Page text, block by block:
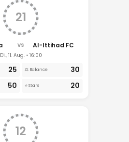
21
VS Al-Ittihad FC
Di., 11. Aug. • 16:00
25 ⚖️ Balance 30
50 ⭐ Stars 20
12